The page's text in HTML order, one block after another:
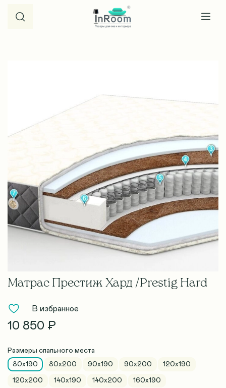
Матрас Престиж Хард /Prestig Hard
В избранное
10 850 ₽
Размеры спального места
80x190
80х200 90x190 90х200 120x190
120х200 140x190 140х200 160x190